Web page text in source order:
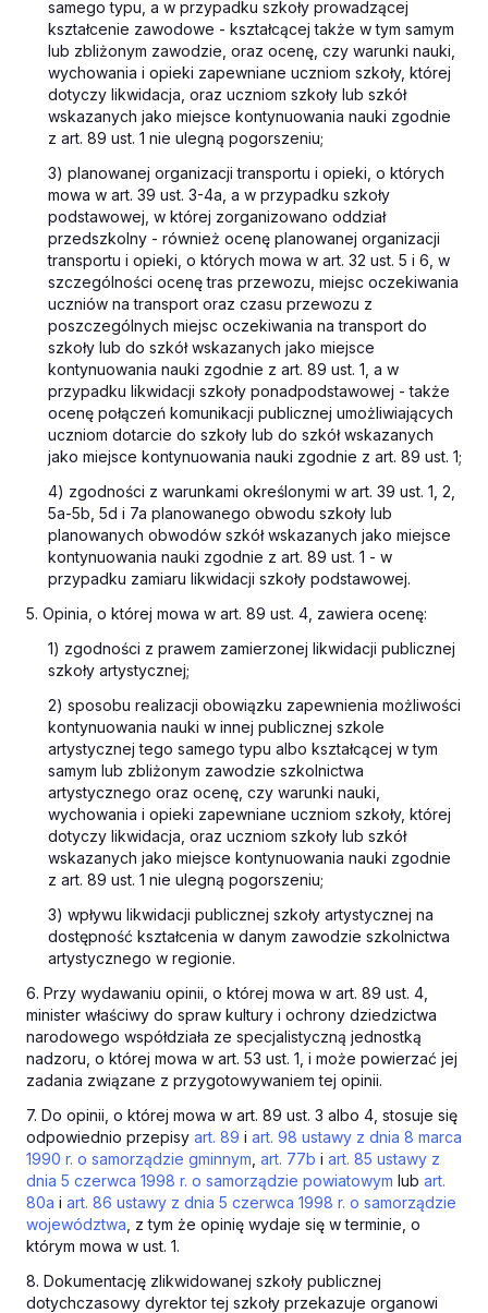
samego typu, a w przypadku szkoły prowadzącej
kształcenie zawodowe - kształcącej także w tym samym
lub zbliżonym zawodzie, oraz ocenę, czy warunki nauki,
wychowania i opieki zapewniane uczniom szkoły, której
dotyczy likwidacja, oraz uczniom szkoły lub szkół
wskazanych jako miejsce kontynuowania nauki zgodnie
z art. 89 ust. 1 nie ulegną pogorszeniu;
3) planowanej organizacji transportu i opieki, o których
mowa w art. 39 ust. 3-4a, a w przypadku szkoły
podstawowej, w której zorganizowano oddział
przedszkolny - również ocenę planowanej organizacji
transportu i opieki, o których mowa w art. 32 ust. 5 i 6, w
szczególności ocenę tras przewozu, miejsc oczekiwania
uczniów na transport oraz czasu przewozu z
poszczególnych miejsc oczekiwania na transport do
szkoły lub do szkół wskazanych jako miejsce
kontynuowania nauki zgodnie z art. 89 ust. 1, a w
przypadku likwidacji szkoły ponadpodstawowej - także
ocenę połączeń komunikacji publicznej umożliwiających
uczniom dotarcie do szkoły lub do szkół wskazanych
jako miejsce kontynuowania nauki zgodnie z art. 89 ust. 1;
4) zgodności z warunkami określonymi w art. 39 ust. 1, 2,
5a-5b, 5d i 7a planowanego obwodu szkoły lub
planowanych obwodów szkół wskazanych jako miejsce
kontynuowania nauki zgodnie z art. 89 ust. 1 - w
przypadku zamiaru likwidacji szkoły podstawowej.
5. Opinia, o której mowa w art. 89 ust. 4, zawiera ocenę:
1) zgodności z prawem zamierzonej likwidacji publicznej
szkoły artystycznej;
2) sposobu realizacji obowiązku zapewnienia możliwości
kontynuowania nauki w innej publicznej szkole
artystycznej tego samego typu albo kształcącej w tym
samym lub zbliżonym zawodzie szkolnictwa
artystycznego oraz ocenę, czy warunki nauki,
wychowania i opieki zapewniane uczniom szkoły, której
dotyczy likwidacja, oraz uczniom szkoły lub szkół
wskazanych jako miejsce kontynuowania nauki zgodnie
z art. 89 ust. 1 nie ulegną pogorszeniu;
3) wpływu likwidacji publicznej szkoły artystycznej na
dostępność kształcenia w danym zawodzie szkolnictwa
artystycznego w regionie.
6. Przy wydawaniu opinii, o której mowa w art. 89 ust. 4,
minister właściwy do spraw kultury i ochrony dziedzictwa
narodowego współdziała ze specjalistyczną jednostką
nadzoru, o której mowa w art. 53 ust. 1, i może powierzać jej
zadania związane z przygotowywaniem tej opinii.
7. Do opinii, o której mowa w art. 89 ust. 3 albo 4, stosuje się
odpowiednio przepisy art. 89 i art. 98 ustawy z dnia 8 marca
1990 r. o samorządzie gminnym art. 77b i art. 85 ustawy z
dnia 5 czerwca 1998 r. o samorządzie powiatowym lub art.
80a i art. 86 ustawy z dnia 5 czerwca 1998 r. o samorządzie
województwa , z tym że opinię wydaje się w terminie, o
którym mowa w ust. 1.
8. Dokumentację zlikwidowanej szkoły publicznej
dotychczasowy dyrektor tej szkoły przekazuje organowi